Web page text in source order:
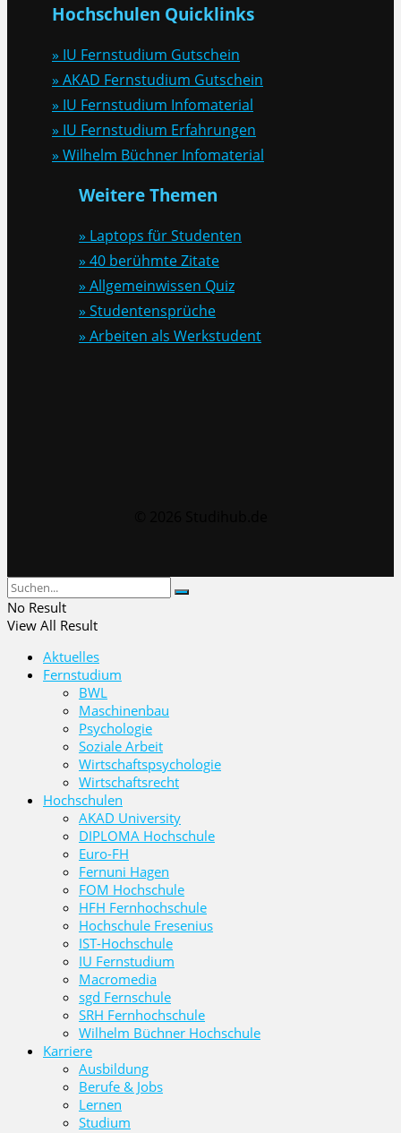
Hochschulen Quicklinks
» IU Fernstudium Gutschein
» AKAD Fernstudium Gutschein
» IU Fernstudium Infomaterial
» IU Fernstudium Erfahrungen
» Wilhelm Büchner Infomaterial
Weitere Themen
» Laptops für Studenten
» 40 berühmte Zitate
» Allgemeinwissen Quiz
» Studentensprüche
» Arbeiten als Werkstudent
No Result
View All Result
Aktuelles
Fernstudium
BWL
Maschinenbau
Psychologie
Soziale Arbeit
Wirtschaftspsychologie
Wirtschaftsrecht
Hochschulen
AKAD University
DIPLOMA Hochschule
Euro-FH
Fernuni Hagen
FOM Hochschule
HFH Fernhochschule
Hochschule Fresenius
IST-Hochschule
IU Fernstudium
Macromedia
sgd Fernschule
SRH Fernhochschule
Wilhelm Büchner Hochschule
Karriere
Ausbildung
Berufe & Jobs
Lernen
Studium